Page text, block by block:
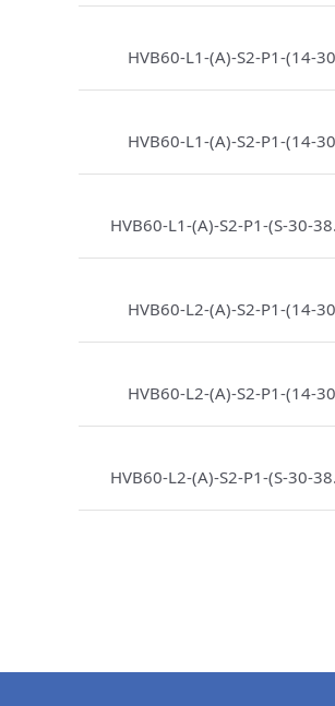
HVB60-L1-(A)-S2-P1-(14-
HVB60-L1-(A)-S2-P1-(14-
HVB60-L1-(A)-S2-P1-(S-30-
HVB60-L2-(A)-S2-P1-(14-
HVB60-L2-(A)-S2-P1-(14-
HVB60-L2-(A)-S2-P1-(S-30-